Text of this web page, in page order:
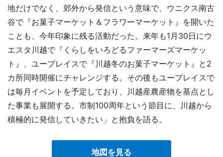
地だけでなく、郊外から発信という意味で、ウニクス南古
谷で『お菓子マーケット＆フラワーマーケット』を開いた
ことも、今年印象に残る活動だった。来年も1月30日にウ
エスタ川越で『くらしをいろどるファーマーズマーケッ
ト』、ユープレイスで『川越冬のお菓子マーケット』と2
カ所同時開催にチャレンジする。その後もユープレイスで
は毎月イベントを予定しており、川越産農産物を基点とし
た事業も展開する。市制100周年という節目に、川越から
積極的に発信していきたい」と抱負を語る。
地図を見る